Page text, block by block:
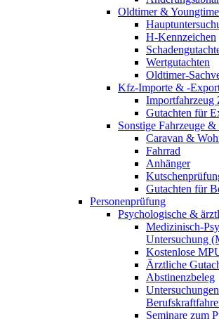
Oldtimer &
H-Kennzeichen
Wertgutachten
Oldtimer-
Kfz-Importe & -
Importfahrzeug
Gutachten für
Sonstige Fahrzeuge
Caravan &
Fahrrad
Anhänger
Gutachten für
Personenprüfung
Psychologische &
Medizinisch-
Untersuchung
Kostenlose
Ärztliche
Abstinenzbeleg
Seminare zum